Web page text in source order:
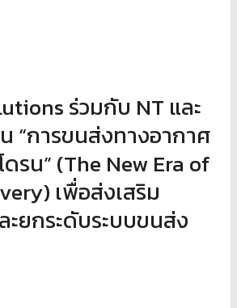
ร่วมกับ NT และ
“การขนส่งทางอากาศ
รน” (The New Era of
เพื่อส่งเสริม
ยกระดับระบบขนส่ง